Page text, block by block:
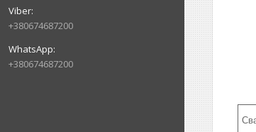
+380674687200
+380674687200